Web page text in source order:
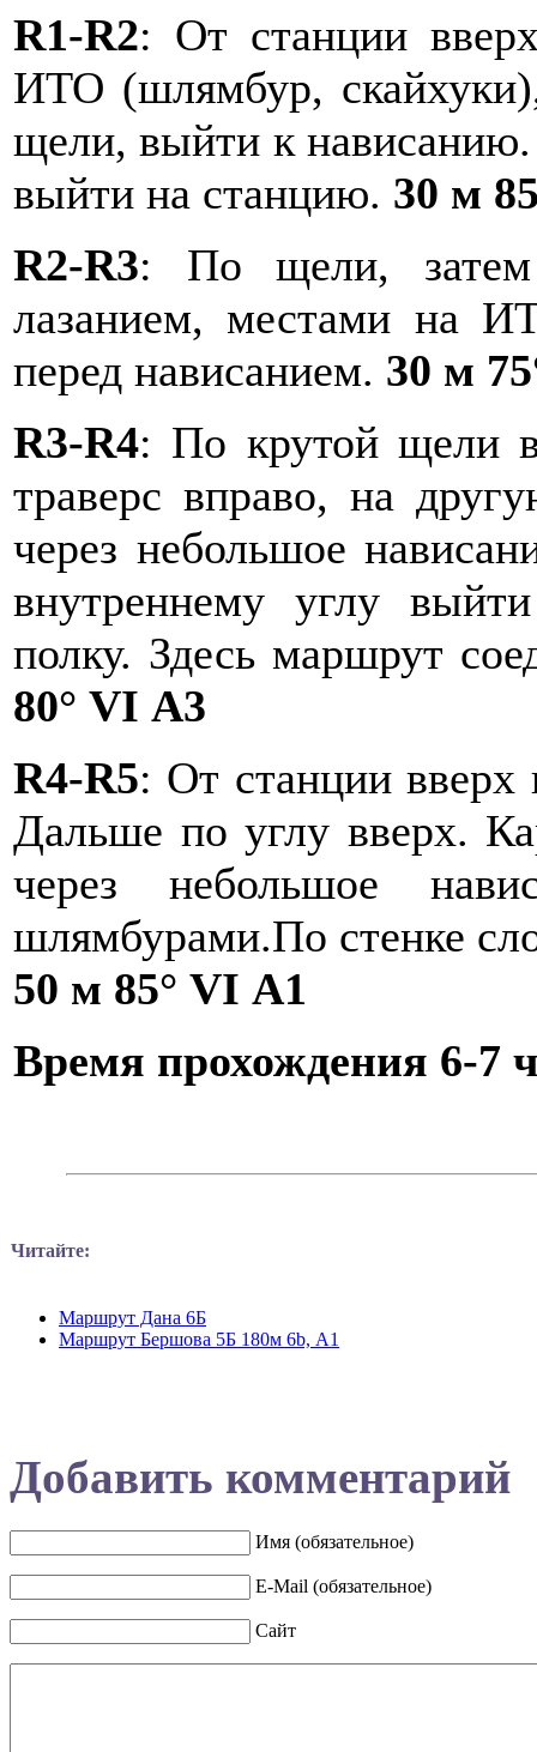
R1-R2: От станции
ИТО (шлямбур,
щели, выйти к
выйти на станцию. 30 м
R2-R3: По щели, затем
лазанием, местами на
перед нависанием. 30 м
R3-R4: По крутой щели
траверс вправо, на
через небольшое
внутреннему углу
полку. Здесь маршрут
80° VI А3
R4-R5: От станции
Дальше по углу вверх.
через небольшое
шлямбурами.По стенке
50 м 85° VI А1
Время прохождения 6-7
Читайте:
Маршрут Дана 6Б
Маршрут Бершова 5Б 180м 6b, А1
Добавить комментарий
Имя (обязательное)
E-Mail (обязательное)
Сайт